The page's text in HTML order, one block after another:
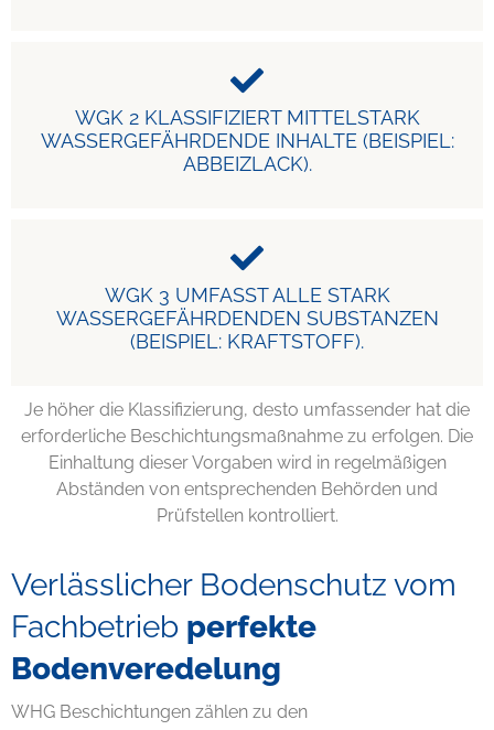
WGK 2 KLASSIFIZIERT MITTELSTARK
WASSERGEFÄHRDENDE INHALTE (BEISPIEL:
ABBEIZLACK).
WGK 3 UMFASST ALLE STARK
WASSERGEFÄHRDENDEN SUBSTANZEN
(BEISPIEL: KRAFTSTOFF).
Je höher die Klassifizierung, desto umfassender hat die
erforderliche Beschichtungsmaßnahme zu erfolgen. Die
Einhaltung dieser Vorgaben wird in regelmäßigen
Abständen von entsprechenden Behörden und
Prüfstellen kontrolliert.
Verlässlicher Bodenschutz vom
Fachbetrieb perfekte
Bodenveredelung
WHG Beschichtungen zählen zu den